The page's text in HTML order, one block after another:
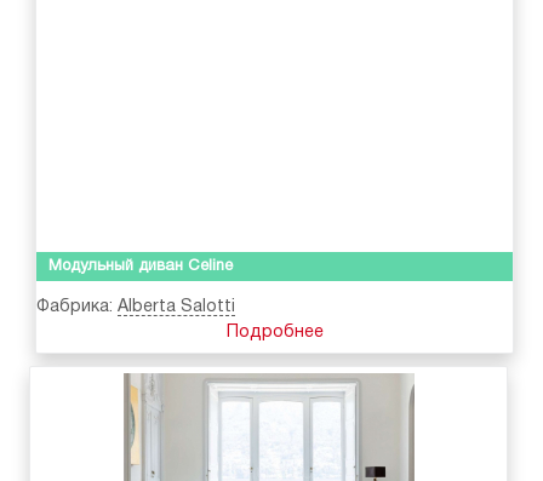
Модульный диван Celine
Фабрика: Alberta Salotti
Подробнее